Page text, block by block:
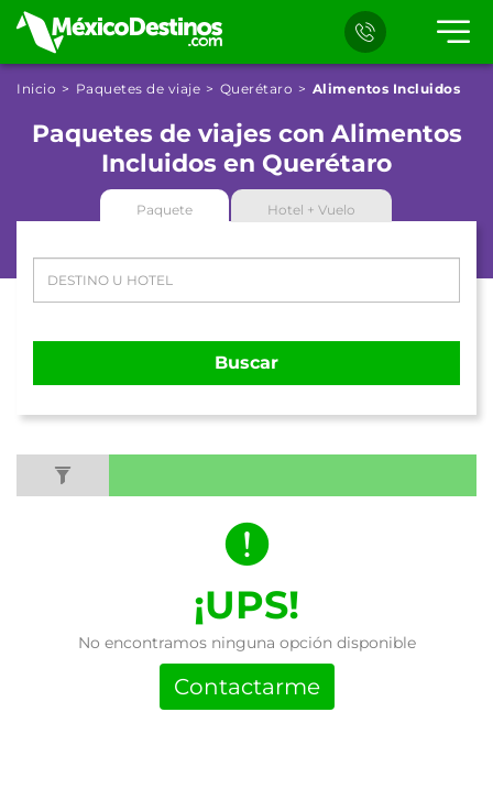
Inicio Paquetes de viaje Querétaro Alimentos Incluidos
Paquetes de viajes con Alimentos
Incluidos en Querétaro
Paquete Hotel + Vuelo
Buscar
¡UPS!
No encontramos ninguna opción disponible
Contactarme